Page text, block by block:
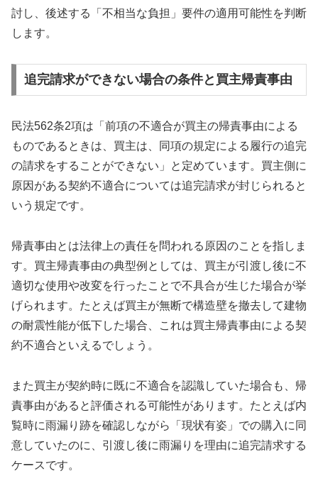
討し、後述する「不相当な負担」要件の適用可能性を判断
します。
追完請求ができない場合の条件と買主帰責事由
民法562条2項は「前項の不適合が買主の帰責事由による
ものであるときは、買主は、同項の規定による履行の追完
の請求をすることができない」と定めています。買主側に
原因がある契約不適合については追完請求が封じられると
いう規定です。
帰責事由とは法律上の責任を問われる原因のことを指しま
す。買主帰責事由の典型例としては、買主が引渡し後に不
適切な使用や改変を行ったことで不具合が生じた場合が挙
げられます。たとえば買主が無断で構造壁を撤去して建物
の耐震性能が低下した場合、これは買主帰責事由による契
約不適合といえるでしょう。
また買主が契約時に既に不適合を認識していた場合も、帰
責事由があると評価される可能性があります。たとえば内
覧時に雨漏り跡を確認しながら「現状有姿」での購入に同
意していたのに、引渡し後に雨漏りを理由に追完請求する
ケースです。